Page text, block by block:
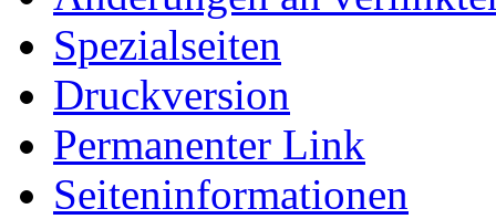
Spezialseiten
Druckversion
Permanenter Link
Seiteninformationen